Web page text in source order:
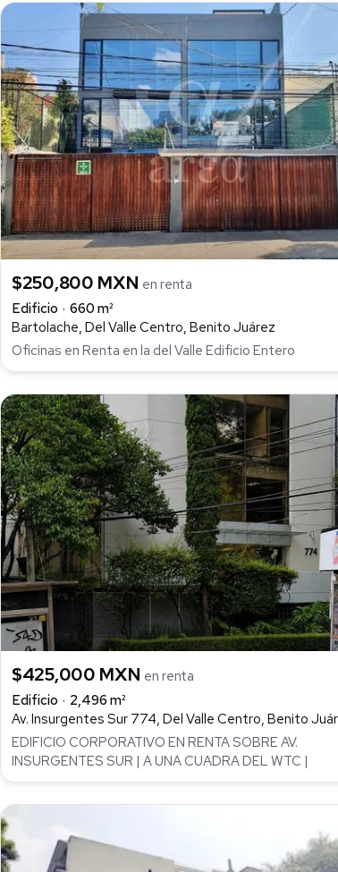
$250,800 MXN en renta
Edificio
660 m²
Bartolache, Del Valle Centro, Benito Juárez
Oficinas en Renta en la del Valle Edificio Entero
$425,000 MXN en renta
Edificio
2,496 m²
Av. Insurgentes Sur 774, Del Valle Centro, Benito
EDIFICIO CORPORATIVO EN RENTA SOBRE AV.
INSURGENTES SUR | A UNA CUADRA DEL WTC |